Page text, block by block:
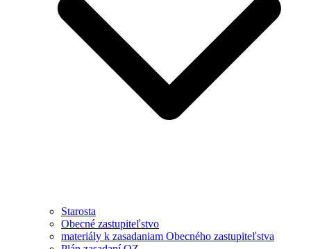
Starosta
Obecné zastupiteľstvo
materiály k zasadaniam Obecného zastupiteľstva